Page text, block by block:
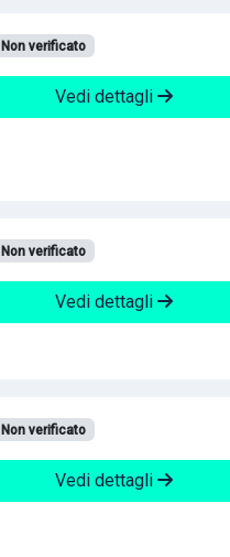
Non verificato
Vedi dettagli
Non verificato
Vedi dettagli
Non verificato
Vedi dettagli